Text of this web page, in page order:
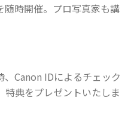
随時開催。プロ写真家も講
Canon IDによるチェック
典をプレゼントいたしま